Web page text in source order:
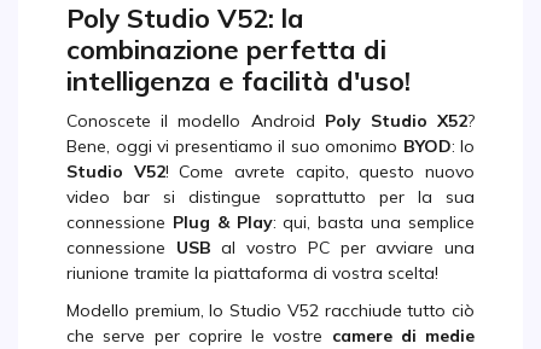
Poly Studio V52: la
combinazione perfetta di
intelligenza e facilità d'uso!
Conoscete il modello Android Poly Studio X52?
Bene, oggi vi presentiamo il suo omonimo BYOD: lo
Studio V52! Come avrete capito, questo nuovo
video bar si distingue soprattutto per la sua
connessione Plug & Play: qui, basta una semplice
connessione USB al vostro PC per avviare una
riunione tramite la piattaforma di vostra scelta!
Modello premium, lo Studio V52 racchiude tutto ciò
che serve per coprire le vostre camere di medie